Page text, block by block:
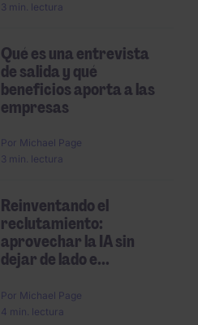
3 min. lectura
Qué es una entrevista
de salida y qué
beneficios aporta a las
empresas
Por Michael Page
3 min. lectura
Reinventando el
reclutamiento:
aprovechar la IA sin
dejar de lado e...
Por Michael Page
4 min. lectura